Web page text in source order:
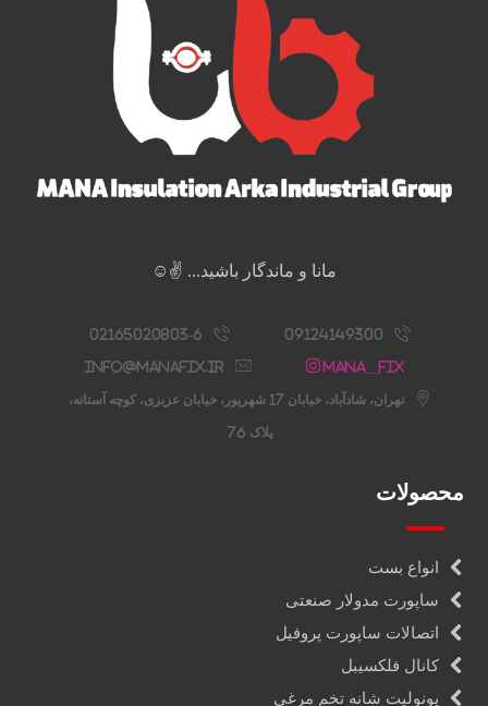
مانا و ماندگار باشید... ✌️☺️
09124149300
02165020803-6
Mana__fix
info@manafix.ir
تهران، شادآباد، خیابان 17 شهریور، خیابان عزیزی، کوچه آستانه،
پلاک 76
محصولات
انواع بست
ساپورت مدولار صنعتی
اتصالات ساپورت پروفیل
کانال فلکسیبل
یونولیت شانه تخم مرغی